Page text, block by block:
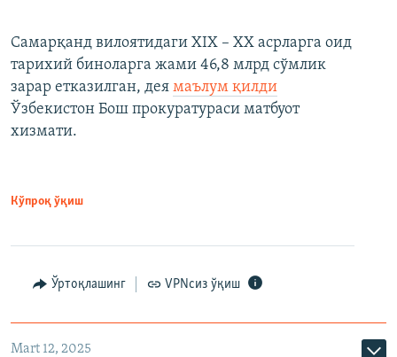
Самарқанд вилоятидаги XIX – XX асрларга оид
тарихий биноларга жами 46,8 млрд сўмлик
зарар етказилган, дея маълум қилди
Ўзбекистон Бош прокуратураси матбуот
хизмати.
Кўпроқ ўқиш
Ўртоқлашинг VPNсиз ўқиш
Mart 12, 2025